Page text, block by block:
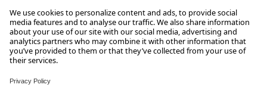
Åpenhetsloven
Endre dine personvernsinnstillinger